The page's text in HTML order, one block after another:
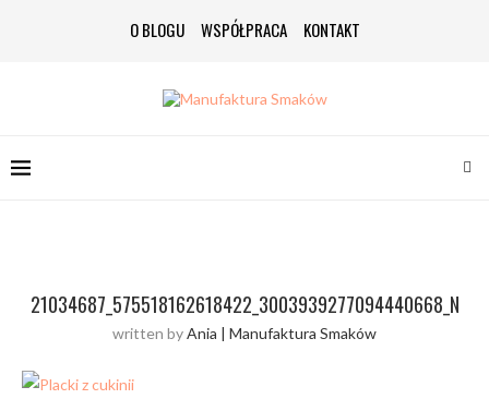
O BLOGU WSPÓŁPRACA KONTAKT
21034687_575518162618422_3003939277094440668_N
written byAnia | Manufaktura Smaków